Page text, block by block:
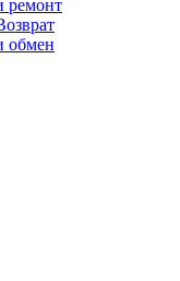
ремонт
обмен